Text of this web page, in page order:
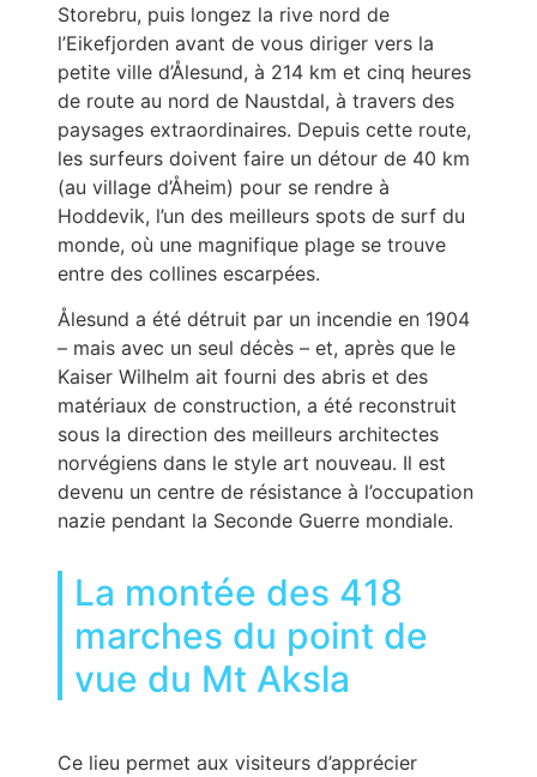
Storebru, puis longez la rive nord de
l’Eikefjorden avant de vous diriger vers la
petite ville d’Ålesund, à 214 km et cinq heures
de route au nord de Naustdal, à travers des
paysages extraordinaires. Depuis cette route,
les surfeurs doivent faire un détour de 40 km
(au village d’Åheim) pour se rendre à
Hoddevik, l’un des meilleurs spots de surf du
monde, où une magnifique plage se trouve
entre des collines escarpées.
Ålesund a été détruit par un incendie en 1904
– mais avec un seul décès – et, après que le
Kaiser Wilhelm ait fourni des abris et des
matériaux de construction, a été reconstruit
sous la direction des meilleurs architectes
norvégiens dans le style art nouveau. Il est
devenu un centre de résistance à l’occupation
nazie pendant la Seconde Guerre mondiale.
La montée des 418
marches du point de
vue du Mt Aksla
Ce lieu permet aux visiteurs d’apprécier